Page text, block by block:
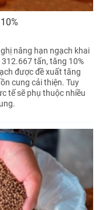
nâng hạn ngạch khai
tấn, tăng 10%
được đề xuất tăng
cung cải thiện. Tuy
tế sẽ phụ thuộc nhiều